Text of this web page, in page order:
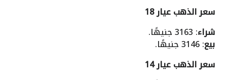
سعر الذهب عيار 18
شراء: 3163 جنيهًا.
بيع: 3146 جنيهًا.
سعر الذهب عيار 14